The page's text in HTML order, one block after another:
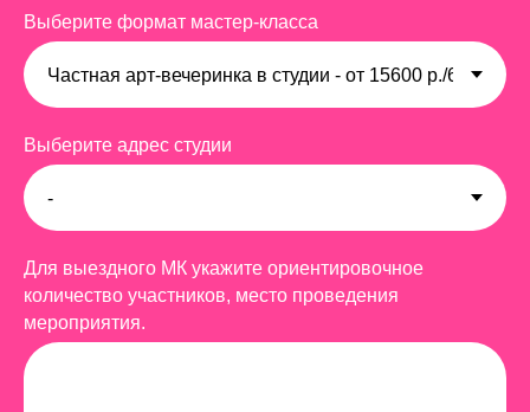
Выберите формат мастер-класса
Выберите адрес студии
Для выездного МК укажите ориентировочное
количество участников, место проведения
мероприятия.